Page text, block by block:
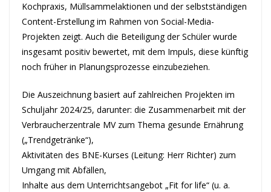
Kochpraxis, Müllsammelaktionen und der selbstständigen
Content-Erstellung im Rahmen von Social-Media-
Projekten zeigt. Auch die Beteiligung der Schüler wurde
insgesamt positiv bewertet, mit dem Impuls, diese künftig
noch früher in Planungsprozesse einzubeziehen.
Die Auszeichnung basiert auf zahlreichen Projekten im
Schuljahr 2024/25, darunter: die Zusammenarbeit mit der
Verbraucherzentrale MV zum Thema gesunde Ernährung
(„Trendgetränke“),
Aktivitäten des BNE-Kurses (Leitung: Herr Richter) zum
Umgang mit Abfällen,
Inhalte aus dem Unterrichtsangebot „Fit for life“ (u. a.